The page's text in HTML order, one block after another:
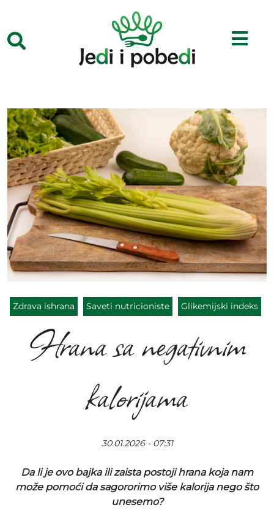
Zdrava ishrana Saveti nutricioniste Glikemijski indeks
Hrana sa negativnim
kalorijama
30.01.2026 - 07:31
Da li je ovo bajka ili zaista postoji hrana koja nam
može pomoći da sagororimo više kalorija nego što
unesemo?